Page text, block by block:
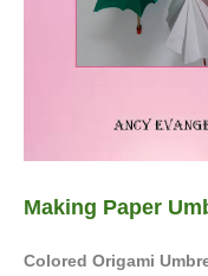
Making Paper
Colored Origami